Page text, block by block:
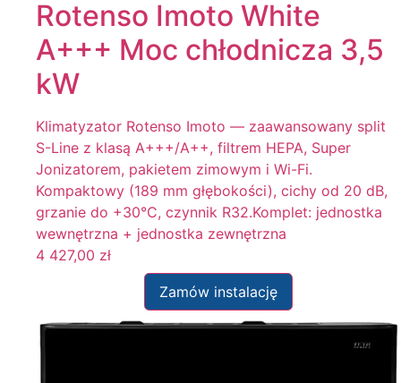
Rotenso Imoto White
A+++ Moc chłodnicza 3,5
kW
Klimatyzator Rotenso Imoto — zaawansowany split
S-Line z klasą A+++/A++, filtrem HEPA, Super
Jonizatorem, pakietem zimowym i Wi-Fi.
Kompaktowy (189 mm głębokości), cichy od 20 dB,
grzanie do +30°C, czynnik R32.Komplet: jednostka
wewnętrzna + jednostka zewnętrzna
4 427,00 zł
Zamów instalację